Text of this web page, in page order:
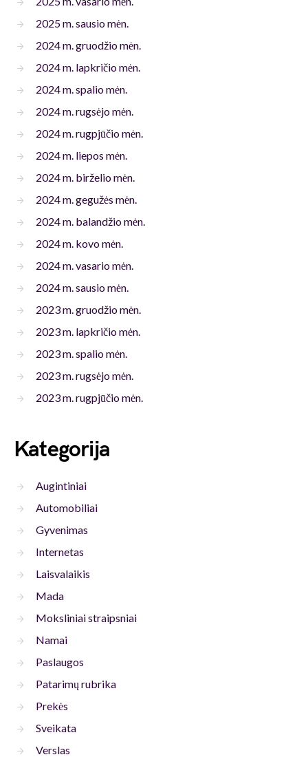
2025 m. sausio mėn.
2024 m. gruodžio mėn.
2024 m. lapkričio mėn.
2024 m. spalio mėn.
2024 m. rugsėjo mėn.
2024 m. rugpjūčio mėn.
2024 m. liepos mėn.
2024 m. birželio mėn.
2024 m. gegužės mėn.
2024 m. balandžio mėn.
2024 m. kovo mėn.
2024 m. vasario mėn.
2024 m. sausio mėn.
2023 m. gruodžio mėn.
2023 m. lapkričio mėn.
2023 m. spalio mėn.
2023 m. rugsėjo mėn.
2023 m. rugpjūčio mėn.
Kategorija
Augintiniai
Automobiliai
Gyvenimas
Internetas
Laisvalaikis
Mada
Moksliniai straipsniai
Namai
Paslaugos
Patarimų rubrika
Prekės
Sveikata
Verslas